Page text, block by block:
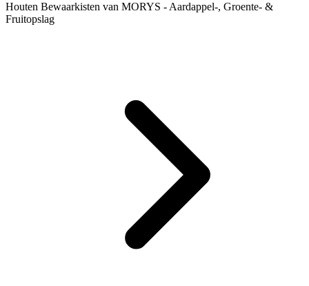
Houten Bewaarkisten van MORYS - Aardappel-, Groente- &
Fruitopslag